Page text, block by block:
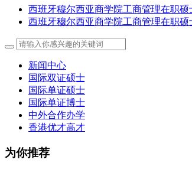
西班牙穆尔西亚商学院工商管理在职硕
西班牙穆尔西亚商学院工商管理在职硕
新闻中心
国际双证硕士
国际单证硕士
国际单证博士
中外合作办学
香港优才高才
为你推荐